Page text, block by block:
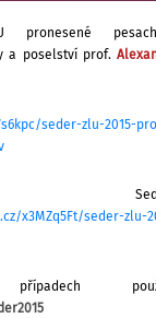
pronesené
a poselství
prof.
seder-zlu-2015-
x3MZq5Ft/seder-zlu-